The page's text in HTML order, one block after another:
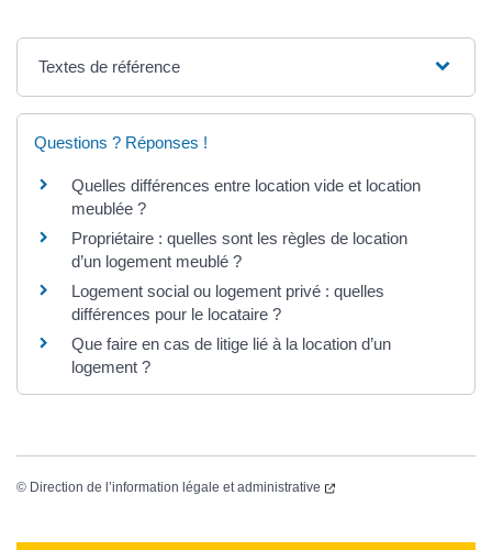
Textes de référence
Questions ? Réponses !
Quelles différences entre location vide et location
meublée ?
Propriétaire : quelles sont les règles de location
d’un logement meublé ?
Logement social ou logement privé : quelles
différences pour le locataire ?
Que faire en cas de litige lié à la location d’un
logement ?
© Direction de l’information légale et administrative